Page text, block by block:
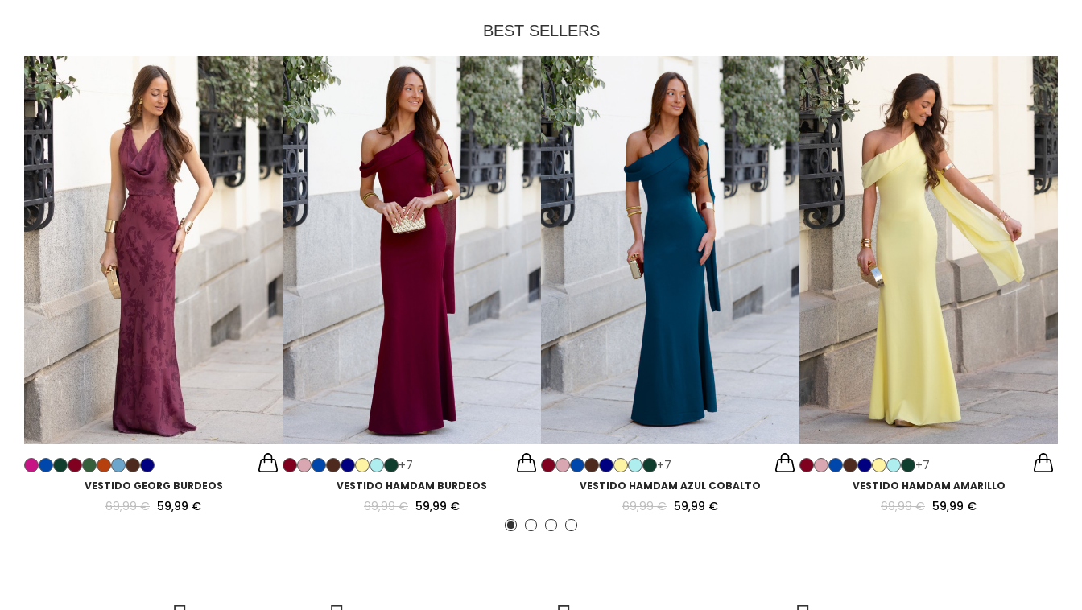
BEST SELLERS
VESTIDO GEORG BURDEOS
69,99 € 59,99 €
+7
VESTIDO HAMDAM BURDEOS
69,99 € 59,99 €
+7
VESTIDO HAMDAM AZUL COBALTO
69,99 € 59,99 €
+7
VESTIDO HAMDAM AMARILLO
69,99 € 59,99 €